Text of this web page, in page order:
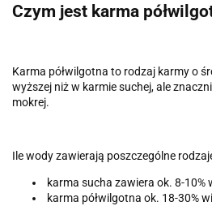
Czym jest karma
Karma półwilgotna to rodzaj karmy o
wyższej niż w karmie suchej, ale
mokrej.
Ile wody zawierają poszczególne
karma sucha zawiera ok. 8-10%
karma półwilgotna ok. 18-30%